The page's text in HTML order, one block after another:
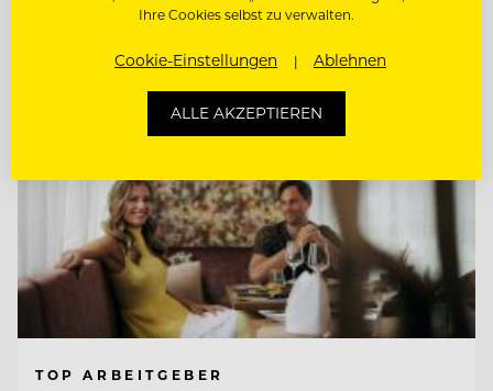
TOP ARBEITGEBER
Ihre Cookies selbst zu verwalten.
Cookie-Einstellungen Ablehnen
ALLE AKZEPTIEREN